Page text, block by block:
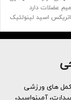
عضلات دارد
اسید لینولئیک
کمک می کند
از عملکرد ورزشی
می دهد
ریکاوری بعد از تمرین
می کند
مکمل های ورزشی
آمینواسید،